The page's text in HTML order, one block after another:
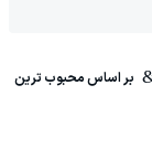
بر اساس محبوب ترین